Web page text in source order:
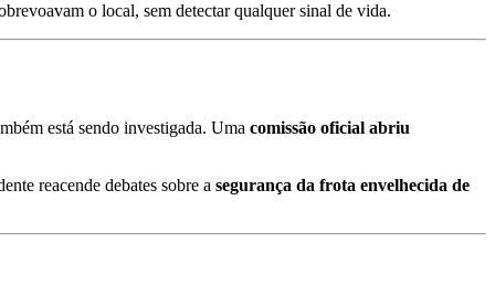
o local, sem detectar qualquer sinal de vida.
está sendo investigada. Uma comissão oficial abriu
reacende debates sobre a segurança da frota envelhecida de